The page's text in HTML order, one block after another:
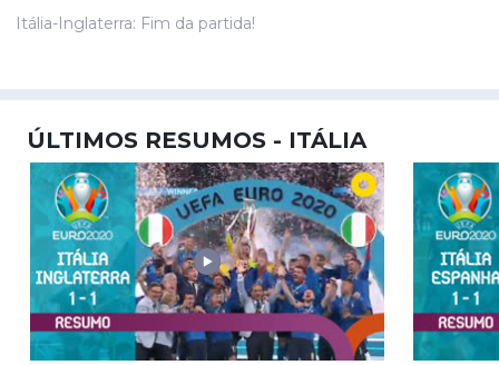
Itália-Inglaterra: Fim da partida!
ÚLTIMOS RESUMOS - ITÁLIA